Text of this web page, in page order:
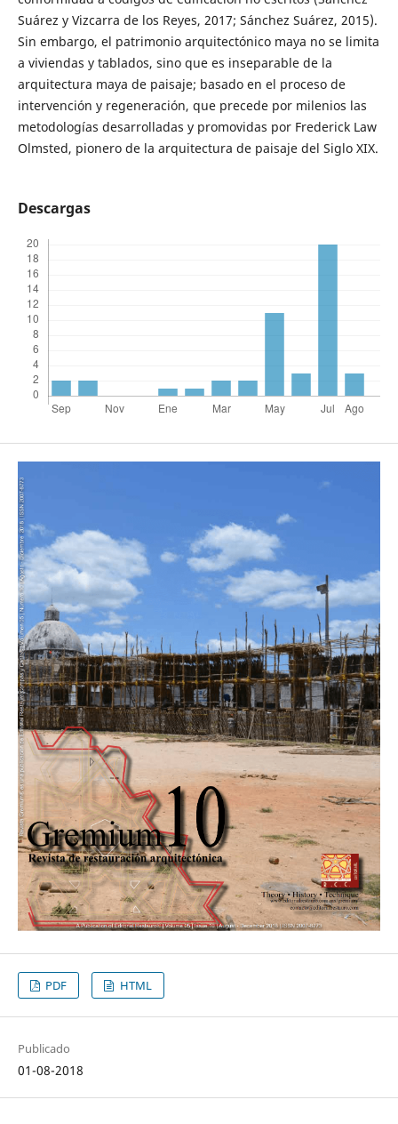
Suárez y Vizcarra de los Reyes, 2017; Sánchez Suárez, 2015).
Sin embargo, el patrimonio arquitectónico maya no se limita
a viviendas y tablados, sino que es inseparable de la
arquitectura maya de paisaje; basado en el proceso de
intervención y regeneración, que precede por milenios las
metodologías desarrolladas y promovidas por Frederick Law
Olmsted, pionero de la arquitectura de paisaje del Siglo XIX.
Descargas
PDF HTML
Publicado
01-08-2018